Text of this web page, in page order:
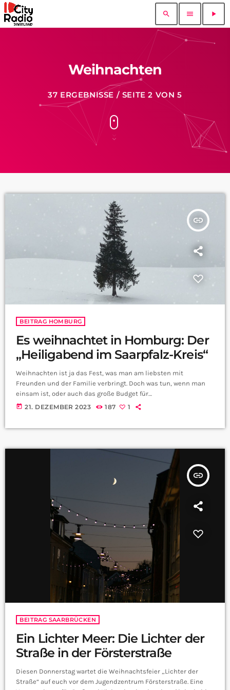
search menu play_arrow
Weihnachten
37 ERGEBNISSE / SEITE 2 VON 5
insert_link
BEITRAG HOMBURG
Es weihnachtet in Homburg: Der
„Heiligabend im Saarpfalz-Kreis“
Weihnachten ist ja das Fest, was man am liebsten mit
Freunden und der Familie verbringt. Doch was tun, wenn man
einsam ist, oder auch das große Budget für
Weihnachtsgeschenke fehlt? Genau hier springt die Aktion
today 21. DEZEMBER 2023 187 1
insert_link
BEITRAG SAARBRÜCKEN
Ein Lichter Meer: Die Lichter der
Straße in der Försterstraße
Diesen Donnerstag wartet die Weihnachtsfeier „Lichter der
Straße“ auf euch vor dem Jugendzentrum Försterstraße. Eine